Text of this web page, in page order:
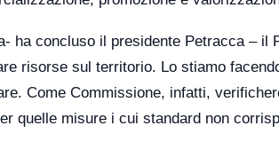
ha concluso il presidente Petracca – il
risorse sul territorio. Lo stiamo
Come Commissione, infatti,
quelle misure i cui standard non